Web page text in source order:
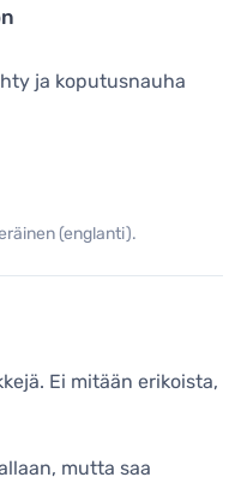
ja koputusnauha
(englanti).
Ei mitään erikoista,
mutta saa